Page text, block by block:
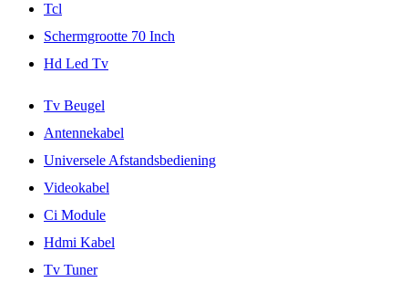
Tcl
Schermgrootte 70 Inch
Hd Led Tv
Tv Beugel
Antennekabel
Universele Afstandsbediening
Videokabel
Ci Module
Hdmi Kabel
Tv Tuner